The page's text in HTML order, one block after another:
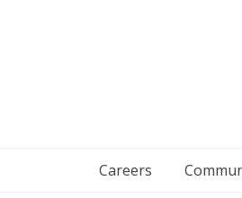
Careers